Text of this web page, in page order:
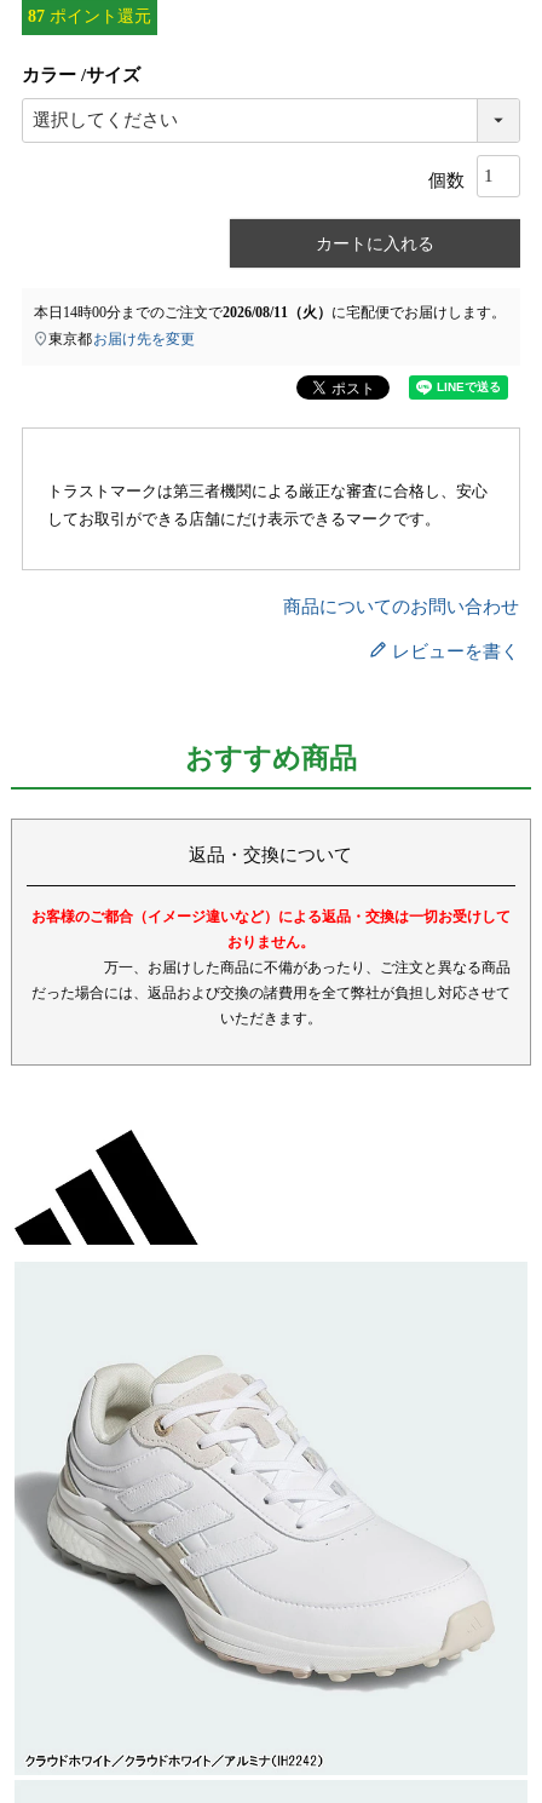
87 ポイント還元
カラー サイズ
カートに入れる
本日 14時00分までのご注文で2026/08/11（火） に宅配便でお届けします。
東京都お届け先を変更
トラストマークは第三者機関による厳正な審査に合格し、安心
してお取引ができる店舗にだけ表示できるマークです。
商品についてのお問い合わせ
レビューを書く
おすすめ商品
返品・交換について
お客様のご都合（イメージ違いなど）による返品・交換は一切お受けして
おりません。
万一、お届けした商品に不備があったり、ご注文と異なる商品
だった場合には、返品および交換の諸費用を全て弊社が負担し対応させて
いただきます。